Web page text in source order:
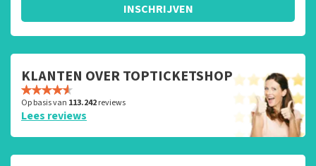
INSCHRIJVEN
KLANTEN OVER TOPTICKETSHOP
Op basis van 113.242reviews
Lees reviews